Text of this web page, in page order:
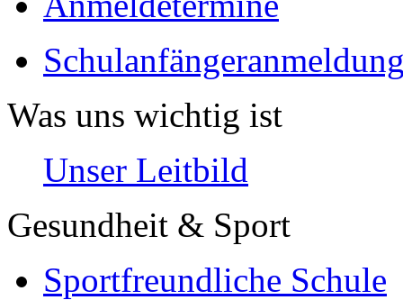
Was uns wichtig ist
Unser Leitbild
Gesundheit & Sport
Sportfreundliche Schule